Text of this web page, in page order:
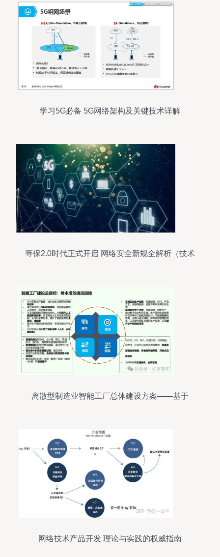
学习5G必备 5G网络架构及关键技术详解
等保2.0时代正式开启 网络安全新规全解析（技术
离散型制造业智能工厂总体建设方案——基于
网络技术产品开发 理论与实践的权威指南